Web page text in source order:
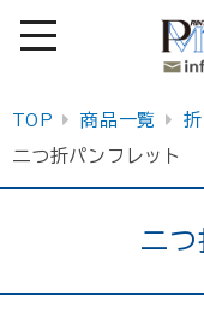
TOP 商品一覧
二つ折パンフレット
二